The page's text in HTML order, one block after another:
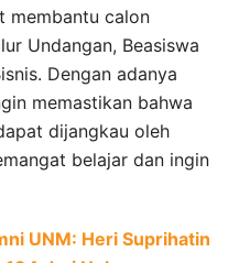
membantu calon
Undangan, Beasiswa
Dengan adanya
memastikan bahwa
dijangkau oleh
belajar dan ingin
UNM: Heri Suprihatin